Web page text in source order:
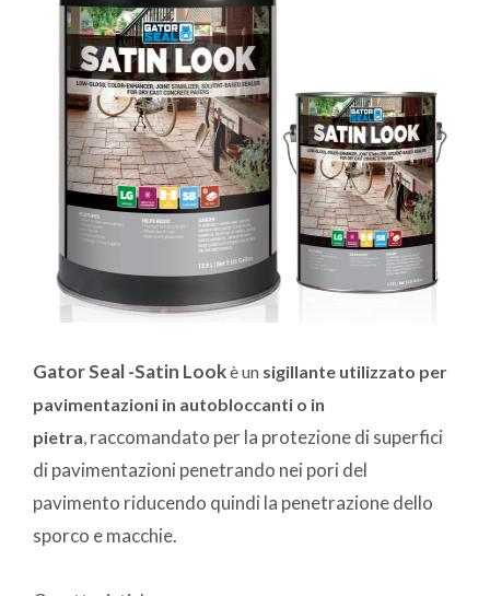
Gator Seal -Satin Lookè un sigillante utilizzato per
pavimentazioni in autobloccanti o in
pietra raccomandato per la protezione di superfici
di pavimentazioni penetrando nei pori del
pavimento riducendo quindi la penetrazione dello
sporco e macchie.